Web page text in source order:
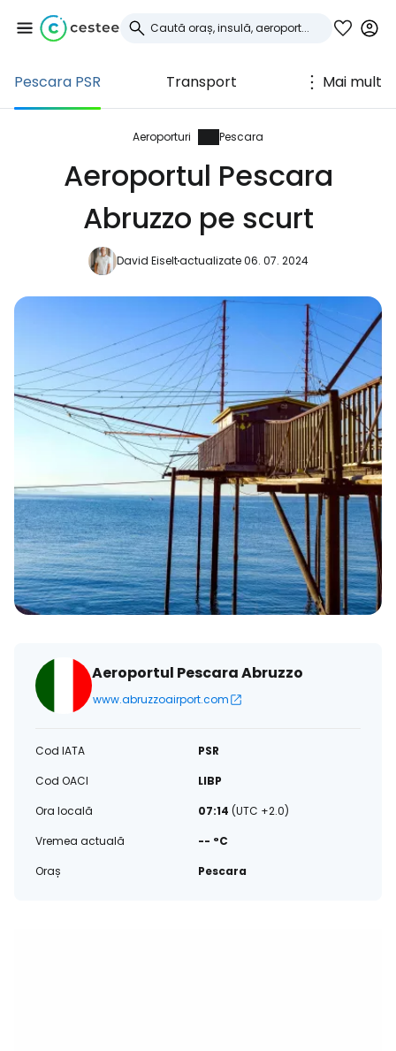
Pescara PSR Transport Mai mult
Aeroporturi Pescara
Aeroportul Pescara
Abruzzo pe scurt
David Eiseltactualizate 06. 07. 2024
Aeroportul Pescara Abruzzo
www.abruzzoairport.com
Cod IATA
PSR
Cod OACI
LIBP
Ora locală
07:14 (UTC +2.0)
Vremea actuală
-- °C
Oraș
Pescara
Conectați-vă la
Cestee
... comunitatea mondială a călătorilor
Continuați cu Google
Continuați cu Facebook
Continuați cu e-mailul